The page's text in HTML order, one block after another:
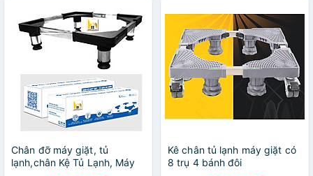
Chân đỡ máy giặt, tủ
lạnh,chân Kệ Tủ Lạnh, Máy
Kê chân tủ lạnh máy giặt có
8 trụ 4 bánh đôi